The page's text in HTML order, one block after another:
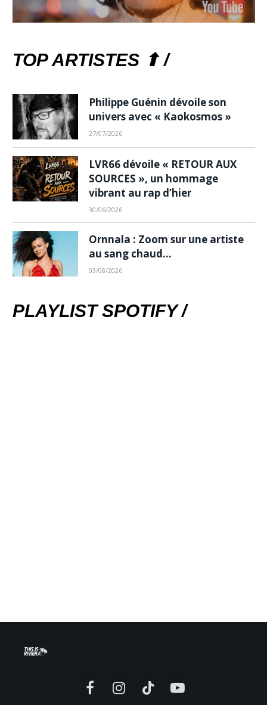
TOP ARTISTES ⬆ /
Philippe Guénin dévoile son
univers avec « Kaokosmos »
27/07/2026
LVR66 dévoile « RETOUR AUX
SOURCES », un hommage
vibrant au rap d’hier
30/06/2026
Ornnala : Zoom sur une artiste
au sang chaud…
03/08/2026
PLAYLIST SPOTIFY /
FacebookInstagramTikTok YouTube